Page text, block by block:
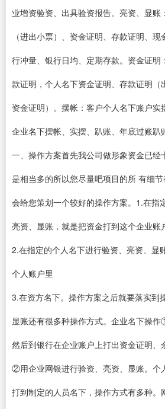
业增资验资、出具验资报告。亮资、显账
（进出小票）、资金证明、存款证明、
行冲量、银行日均、定期存款。资金证明
款证明，个人名下资金证明、存款证明（
资金证明）。摆帐：客户个人名下账户实
企业名下摆帐、实摆、趴账、年底过账趴
一、操作方案首先我公司做形象资金已经
是相当多的所以您尽量吧项目的所 有细
会给您策划一个较好的操作方案。1.在指
亮资、显账，就是把资金打到这个企业账
2.在指定的个人名下进行验资、亮资、显
个人账户里
3.在资方名下。操作方案之后就要落实到
显账还有很多种操作方式。企业名下操
然后到银行在企业账户上打出资金证明、
②用企业网银进行验资、亮资、显账。
打到制定的人员名下，操作方式有多种。